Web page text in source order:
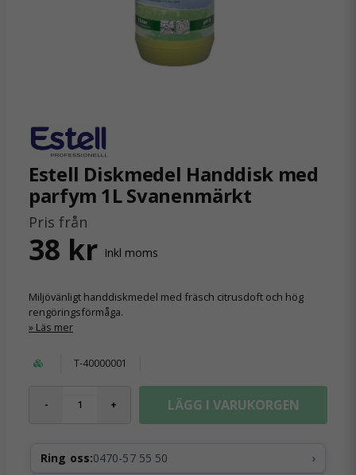
Estell Diskmedel Handdisk med
parfym 1L Svanenmärkt
Pris från
38 kr Inkl moms
Miljövänligt handdiskmedel med fräsch citrusdoft och hög
rengöringsförmåga.
Läs mer
T-40000001
- + LÄGG I VARUKORGEN
Ring oss:0470-57 55 50 ›